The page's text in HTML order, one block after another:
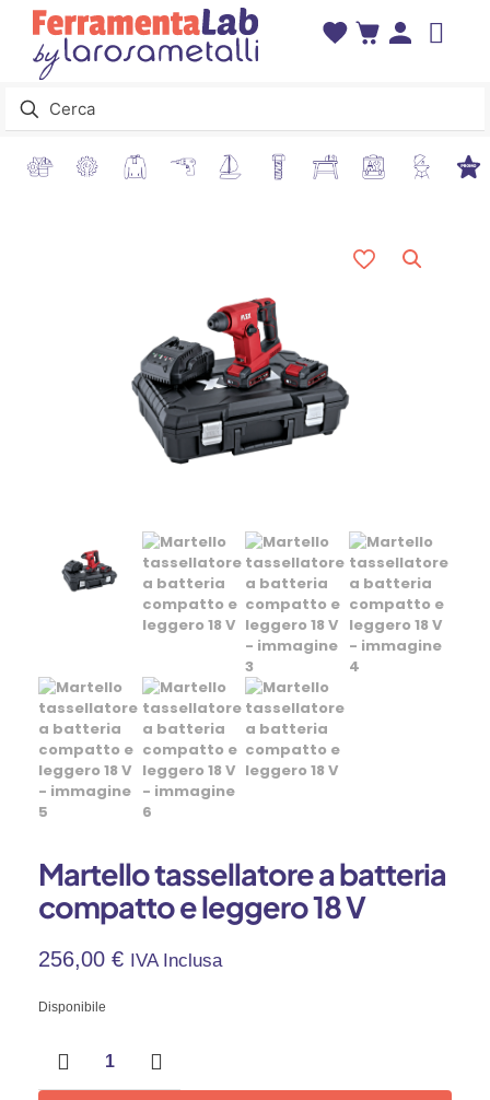
Martello tassellatore a batteria
compatto e leggero 18 V
256,00 € IVA Inclusa
Disponibile
tassellatore